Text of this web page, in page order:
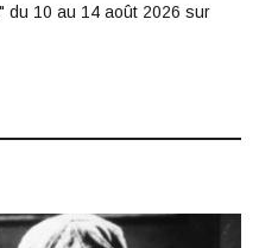
du 10 au 14 août 2026 sur